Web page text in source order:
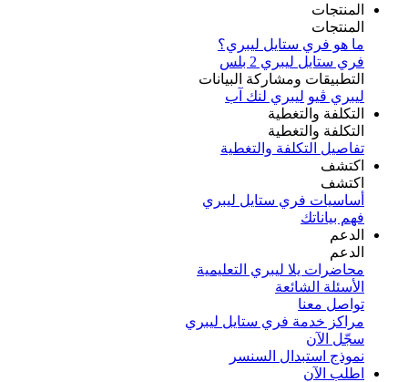
المنتجات
المنتجات
ما هو فري ستايل ليبري؟
فري ستايل ليبري 2 بلس​
التطبيقات ومشاركة البيانات
ليبري ڤيو ليبري لنك آب
التكلفة والتغطية
التكلفة والتغطية
تفاصيل التكلفة والتغطية
اكتشف​
اكتشف​
أساسيات فري ستايل ليبري
فهم بياناتك
الدعم
الدعم
محاضرات يلا ليبري التعليمية
الأسئلة الشائعة
تواصل معنا
مراكز خدمة فري ستايل ليبري
سجّل الآن​
نموذج استبدال السنسر
اطلب الآن